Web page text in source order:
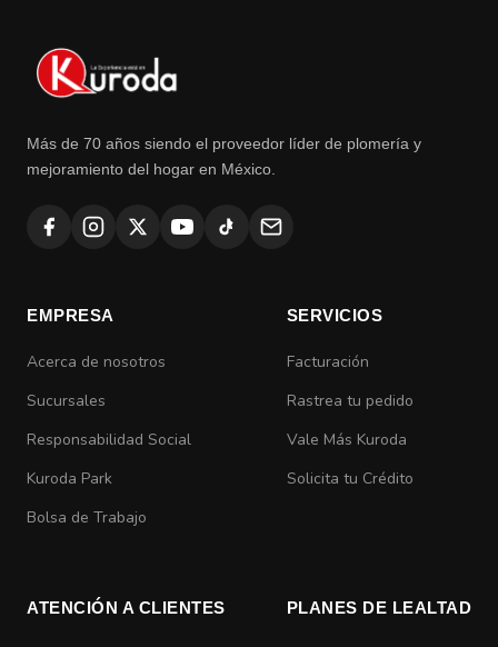
Más de 70 años siendo el proveedor líder de plomería y
mejoramiento del hogar en México.
EMPRESA
Acerca de nosotros
Sucursales
Responsabilidad Social
Kuroda Park
Bolsa de Trabajo
SERVICIOS
Facturación
Rastrea tu pedido
Vale Más Kuroda
Solicita tu Crédito
ATENCIÓN A CLIENTES PLANES DE LEALTAD